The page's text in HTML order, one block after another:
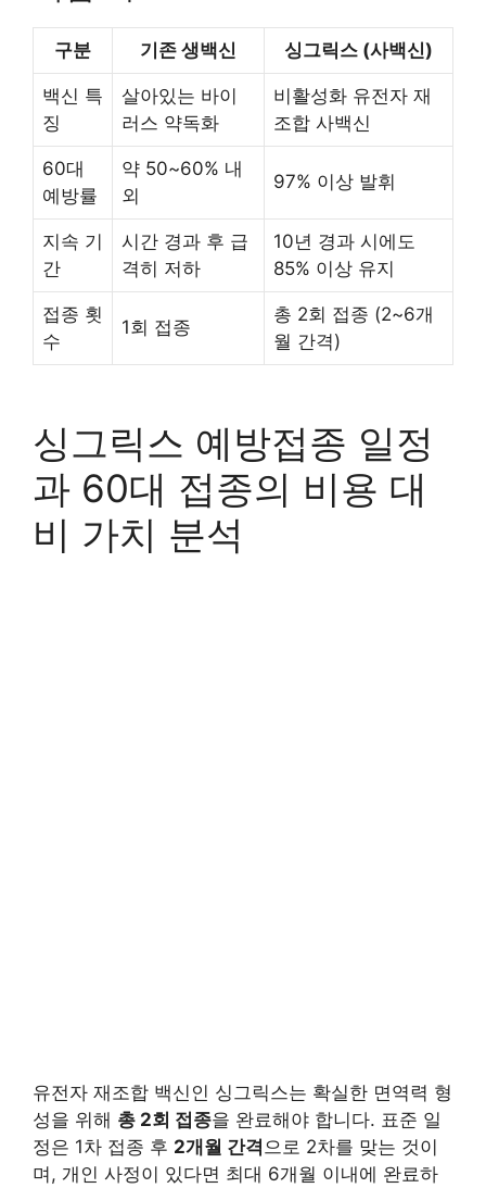
구분 기존 생백신 싱그릭스 (사백신)
백신 특
징
살아있는 바이
러스 약독화
비활성화 유전자 재
조합 사백신
60대
예방률
약 50~60% 내
외
97% 이상 발휘
지속 기
간
시간 경과 후 급
격히 저하
10년 경과 시에도
85% 이상 유지
접종 횟
수
1회 접종
총 2회 접종 (2~6개
월 간격)
싱그릭스 예방접종 일정
과 60대 접종의 비용 대
비 가치 분석
유전자 재조합 백신인 싱그릭스는 확실한 면역력 형
성을 위해 총 2회 접종을 완료해야 합니다. 표준 일
정은 1차 접종 후 2개월 간격 으로 2차를 맞는 것이
며, 개인 사정이 있다면 최대 6개월 이내에 완료하